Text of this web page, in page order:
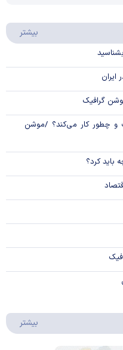
بیشتر
گرافیک
چطور کار می‌کند؟ /موشن
باید کرد؟
بیشتر